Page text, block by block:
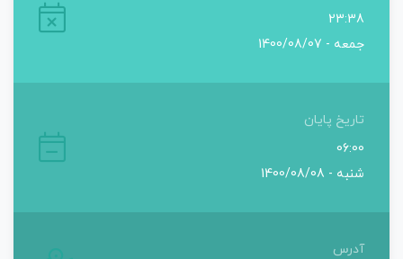
23:38
جمعه - 1400/08/07
تاریخ پایان
06:00
شنبه - 1400/08/08
آدرس